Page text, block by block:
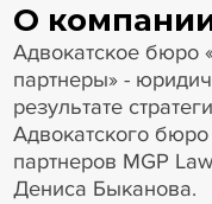
О
Адвокатское бюро
партнеры» -
результате
Адвокатского
партнеров MGP
Дениса Быканова.